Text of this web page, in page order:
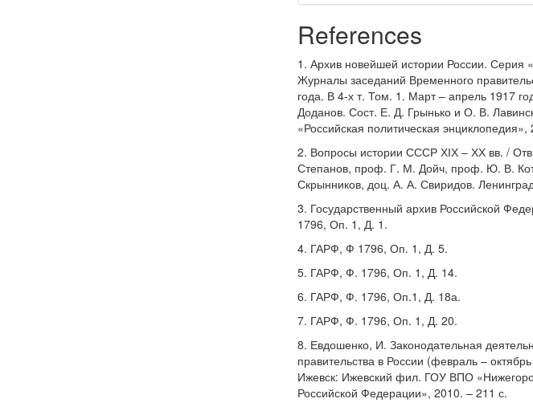
References
1. Архив новейшей истории России. Серия
Журналы заседаний Временного
года. В 4-х т. Том. 1. Март – апрель 1917
Доданов. Сост. Е. Д. Грынько и О. В.
«Российская политическая
2. Вопросы истории СССР ХІХ – ХХ вв. /
Степанов, проф. Г. М. Дойч, проф. Ю. В.
Скрынников, доц. А. А. Свиридов.
3. Государственный архив Российской
1796, Оп. 1, Д. 1.
4. ГАРФ, Ф 1796, Оп. 1, Д. 5.
5. ГАРФ, Ф. 1796, Оп. 1, Д. 14.
6. ГАРФ, Ф. 1796, Оп.1, Д. 18а.
7. ГАРФ, Ф. 1796, Оп. 1, Д. 20.
8. Евдошенко, И. Законодательная
правительства в России (февраль –
Ижевск: Ижевский фил. ГОУ ВПО
Российской Федерации», 2010. – 211 с.